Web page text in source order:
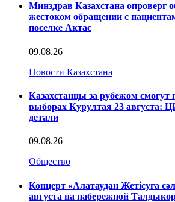
Минздрав Казахстана опроверг
жестоком обращении с
поселке Актас
09.08.26
Новости Казахстана
Казахстанцы за рубежом смогут
выборах Курултая 23 августа:
детали
09.08.26
Общество
Концерт «Алатаудан Жетісуға
августа на набережной